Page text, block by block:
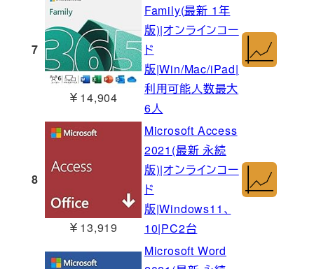
7
￥14,904
Family(最新 1年
版)|オンラインコー
ド
版|Win/Mac/iPad|
利用可能人数最大
6人
8
￥13,919
Microsoft Access
2021(最新 永続
版)|オンラインコー
ド
版|Windows11、
10|PC2台
Microsoft Word